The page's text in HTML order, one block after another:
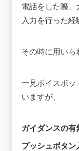
電話をした際
入力を行った
その時に用いら
一見ボイスボッ
いますが、
ガイダンスの有
プッシュボタン